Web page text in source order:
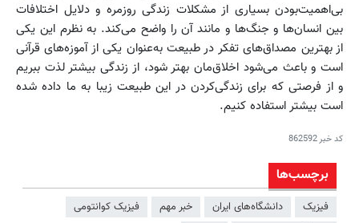
بی‌اهمیت‌بودن بسیاری از مشکلات زندگی روزمره و دلایل اختلافات
بین انسان‌ها و جنگ‌ها و مانند آن را واضح می‌کند. به نظرم این یکی
از بهترین مصداق‌های تفکر در طبیعت به‌عنوان یکی از آموزه‌های قرآنی
است و باعث می‌شود اخلاق‌مان بهتر شود، از زندگی بیشتر لذت ببریم
و از فرصتی که برای زندگی‌کردن در این طبیعت زیبا به ما داده شده
است بیشتر استفاده کنیم.
کد خبر862592
برچسب‌ها
فیزیک دانشگاه‌های ایران خبر مهم
فیزیک کوانتومی